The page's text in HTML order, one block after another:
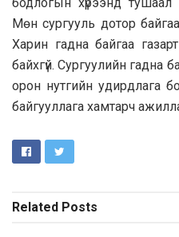
Мөн сургууль дотор
Харин гадна байгаа
байхгүй. Сургуулийн гадна
орон нутгийн удирдлага
байгууллага хамтарч
Related Posts